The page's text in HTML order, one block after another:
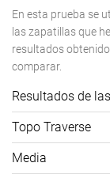
En esta prueba se
las zapatillas que
resultados
comparar.
Resultados de
Topo Traverse
Media